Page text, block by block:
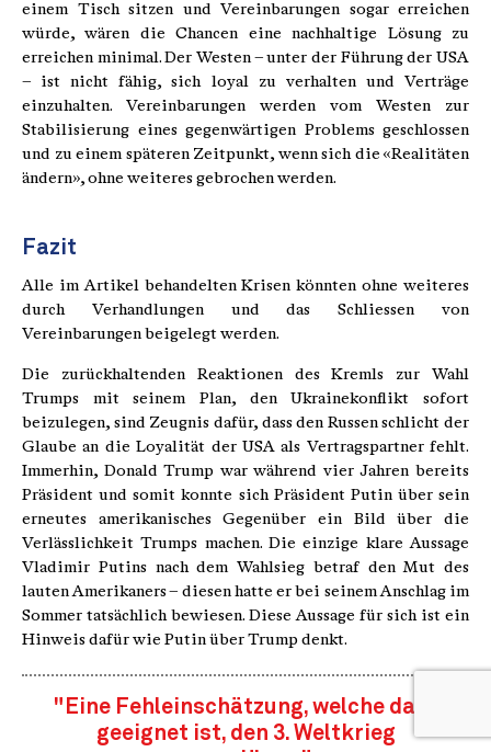
einem Tisch sitzen und Vereinbarungen sogar erreichen
würde, wären die Chancen eine nachhaltige Lösung zu
erreichen minimal. Der Westen – unter der Führung der USA
– ist nicht fähig, sich loyal zu verhalten und Verträge
einzuhalten. Vereinbarungen werden vom Westen zur
Stabilisierung eines gegenwärtigen Problems geschlossen
und zu einem späteren Zeitpunkt, wenn sich die «Realitäten
ändern», ohne weiteres gebrochen werden.
Fazit
Alle im Artikel behandelten Krisen könnten ohne weiteres
durch Verhandlungen und das Schliessen von
Vereinbarungen beigelegt werden.
Die zurückhaltenden Reaktionen des Kremls zur Wahl
Trumps mit seinem Plan, den Ukrainekonflikt sofort
beizulegen, sind Zeugnis dafür, dass den Russen schlicht der
Glaube an die Loyalität der USA als Vertragspartner fehlt.
Immerhin, Donald Trump war während vier Jahren bereits
Präsident und somit konnte sich Präsident Putin über sein
erneutes amerikanisches Gegenüber ein Bild über die
Verlässlichkeit Trumps machen. Die einzige klare Aussage
Vladimir Putins nach dem Wahlsieg betraf den Mut des
lauten Amerikaners – diesen hatte er bei seinem Anschlag im
Sommer tatsächlich bewiesen. Diese Aussage für sich ist ein
Hinweis dafür wie Putin über Trump denkt.
"Eine Fehleinschätzung, welche dazu
geeignet ist, den 3. Weltkrieg